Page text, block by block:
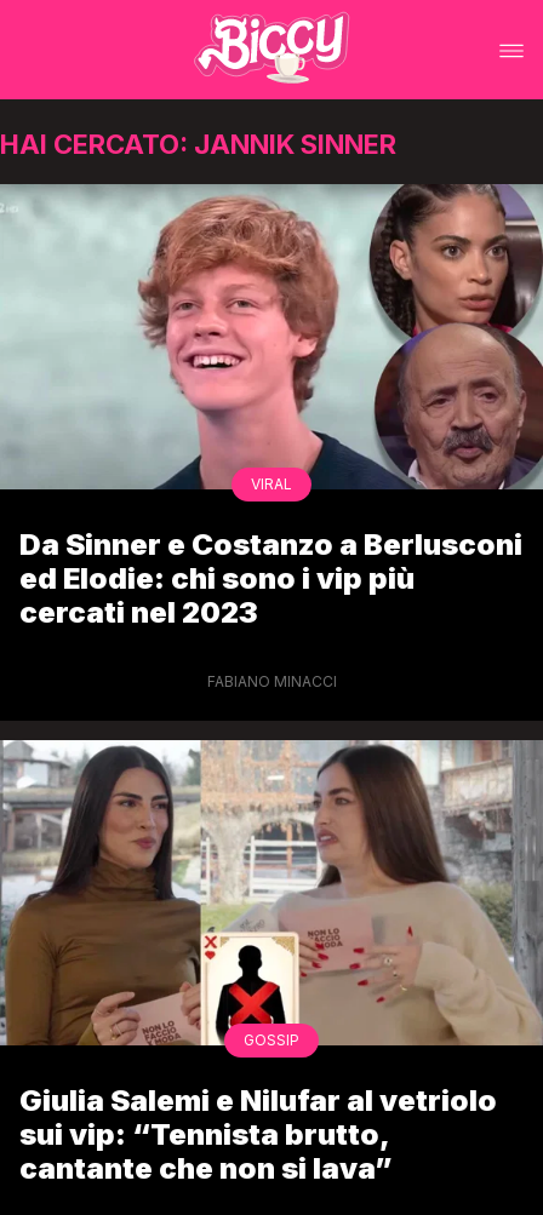
HAI CERCATO: JANNIK SINNER
VIRAL
Da Sinner e Costanzo a Berlusconi
ed Elodie: chi sono i vip più
cercati nel 2023
FABIANO MINACCI
GOSSIP
Giulia Salemi e Nilufar al vetriolo
sui vip: “Tennista brutto,
cantante che non si lava”